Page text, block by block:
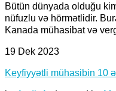
Bütün dünyada olduğu
nüfuzlu və hörmətlidir.
Kanada mühasibat və
19 Dek 2023
Keyfiyyətli mühasibin 10